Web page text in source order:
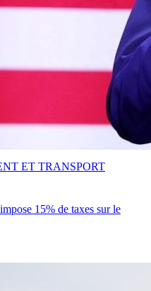
15% de taxes sur le
ET TRANSPORT